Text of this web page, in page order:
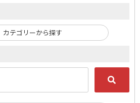
カテゴリーから探す